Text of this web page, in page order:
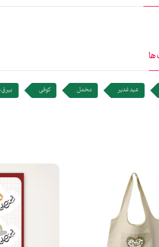
عید غدیر مخمل کوفی